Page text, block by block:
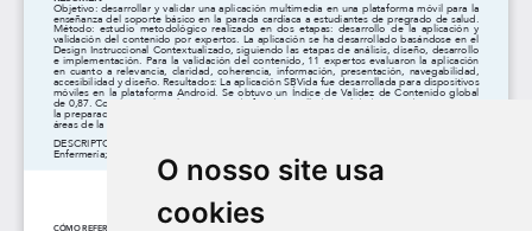
O nosso site usa
cookies